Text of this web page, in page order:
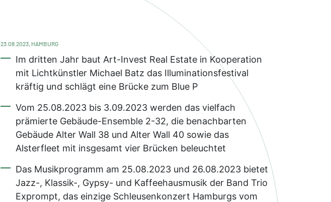
23.08.2023, HAMBURG
Im dritten Jahr baut Art-Invest Real Estate in Kooperation
mit Lichtkünstler Michael Batz das Illuminationsfestival
kräftig und schlägt eine Brücke zum Blue P
Vom 25.08.2023 bis 3.09.2023 werden das vielfach
prämierte Gebäude-Ensemble 2-32, die benachbarten
Gebäude Alter Wall 38 und Alter Wall 40 sowie das
Alsterfleet mit insgesamt vier Brücken beleuchtet
Das Musikprogramm am 25.08.2023 und 26.08.2023 bietet
Jazz-, Klassik-, Gypsy- und Kaffeehausmusik der Band Trio
Exprompt, das einzige Schleusenkonzert Hamburgs vom